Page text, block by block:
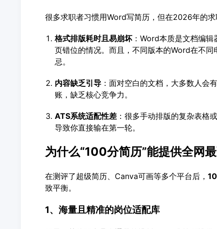
很多求职者习惯用Word写简历，但在2026年的
格式排版耗时且易崩坏：Word本质是文档编辑
页错位的情况。而且，不同版本的Word在不
忌。
内容缺乏引导：面对空白的文档，大多数人会
账，缺乏核心竞争力。
ATS系统适配性差：很多手动排版的复杂表格
导致你直接输在第一轮。
为什么“100分简历”能提供全网
在测评了超级简历、Canva可画等多个平台后，
致平衡。
1、海量且精准的岗位适配库